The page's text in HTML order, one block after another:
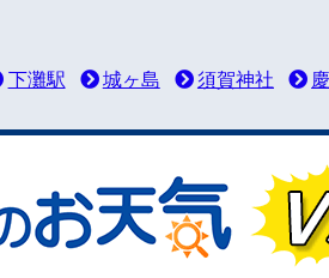
下灘駅 城ヶ島 須賀神社